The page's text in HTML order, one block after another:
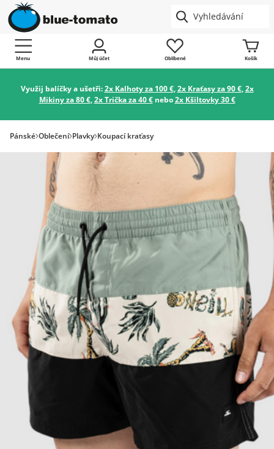
Menu Můj účet Oblíbené Košík
Využij balíčky a ušetři:2x Kalhoty za 100 €,2x Kraťasy za 90 €,2x
Mikiny za 80 €,2x Trička za 40 €nebo2x Kšiltovky 30 €
Pánské Oblečení Plavky Koupací kraťasy